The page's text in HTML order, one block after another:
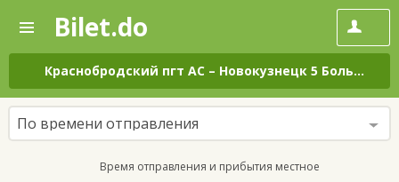
—
Поиск
и
покупка
билетов
на
автобус
онлайн
Bilet.do
Краснобродский пгт АС – Новокузнецк 5 Больница
По времени отправления
Время отправления и прибытия местное